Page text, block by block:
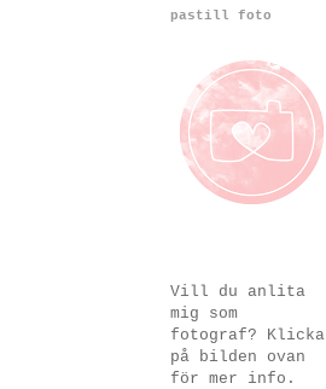
pastill foto
Vill du anlita
mig som
fotograf? Klicka
på bilden ovan
för mer info.